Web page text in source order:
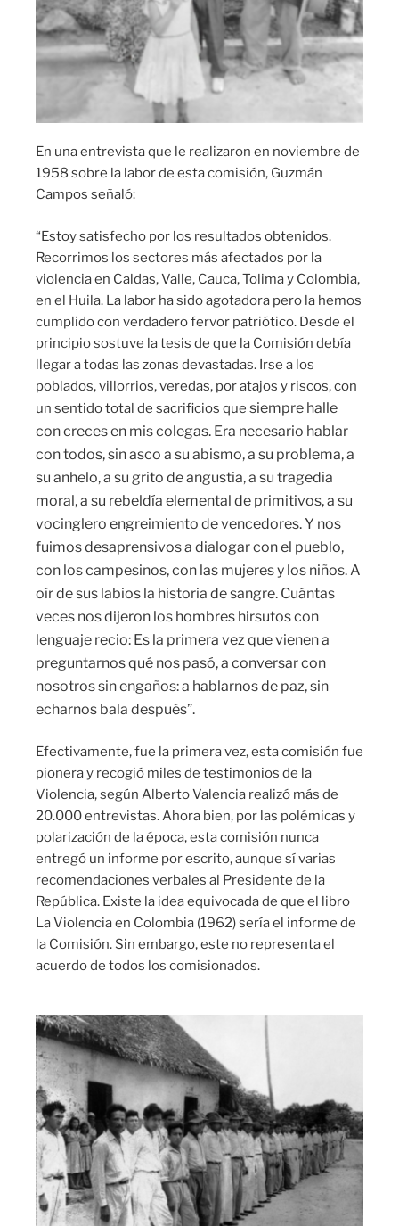
En una entrevista que le realizaron en noviembre de
1958 sobre la labor de esta comisión, Guzmán
Campos señaló:
“Estoy satisfecho por los resultados obtenidos.
Recorrimos los sectores más afectados por la
violencia en Caldas, Valle, Cauca, Tolima y Colombia,
en el Huila. La labor ha sido agotadora pero la hemos
cumplido con verdadero fervor patriótico. Desde el
principio sostuve la tesis de que la Comisión debía
llegar a todas las zonas devastadas. Irse a los
poblados, villorrios, veredas, por atajos y riscos, con
un sentido total de sacrificios que siempre halle
con creces en mis colegas. Era necesario hablar
con todos, sin asco a su abismo, a su problema, a
su anhelo, a su grito de angustia, a su tragedia
moral, a su rebeldía elemental de primitivos, a su
vocinglero engreimiento de vencedores. Y nos
fuimos desaprensivos a dialogar con el pueblo,
con los campesinos, con las mujeres y los niños. A
oír de sus labios la historia de sangre. Cuántas
veces nos dijeron los hombres hirsutos con
lenguaje recio: Es la primera vez que vienen a
preguntarnos qué nos pasó, a conversar con
nosotros sin engaños: a hablarnos de paz, sin
echarnos bala después”.
Efectivamente, fue la primera vez, esta comisión fue
pionera y recogió miles de testimonios de la
Violencia, según Alberto Valencia realizó más de
20.000 entrevistas. Ahora bien, por las polémicas y
polarización de la época, esta comisión nunca
entregó un informe por escrito, aunque sí varias
recomendaciones verbales al Presidente de la
República. Existe la idea equivocada de que el libro
La Violencia en Colombia (1962) sería el informe de
la Comisión. Sin embargo, este no representa el
acuerdo de todos los comisionados.